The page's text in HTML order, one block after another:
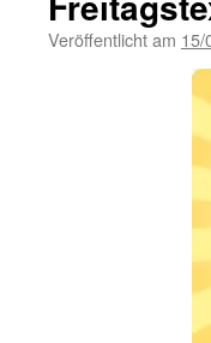
Veröffentlicht am 15/